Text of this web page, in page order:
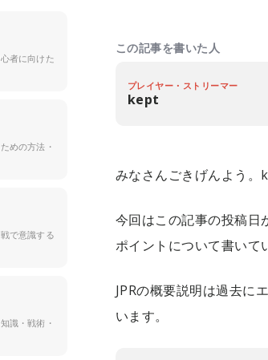
この記事を書いた人
プレイヤー・ストリーマー
kept
みなさんごきげんよう。
今回はこの記事の投稿日
ポイントについて書いて
JPRの概要説明は過去に
います。
者に向けた
めの方法・
で意識する
識・戦術・